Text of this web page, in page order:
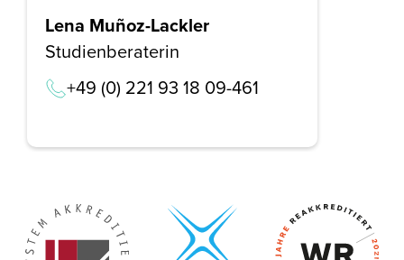
Lena Muñoz-Lackler
Studienberaterin
+49 (0) 221 93 18 09-461